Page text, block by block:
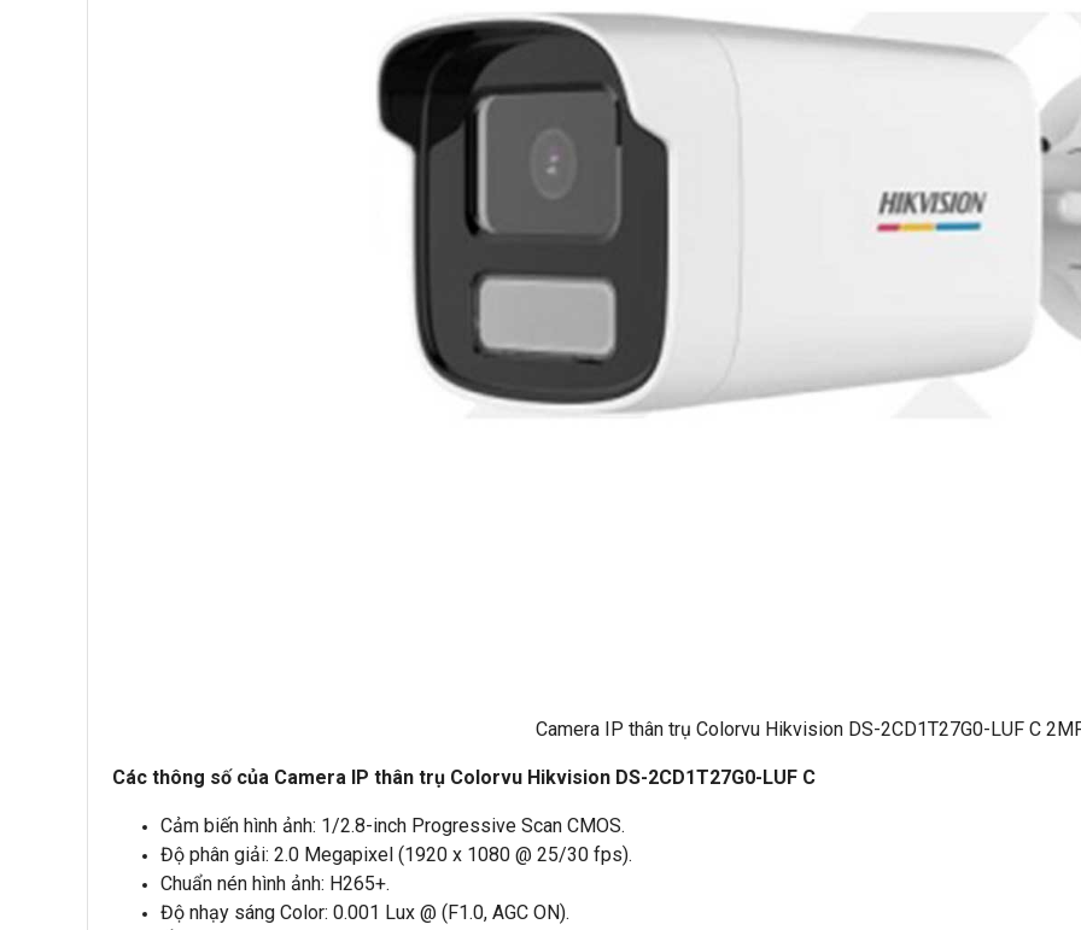
Camera IP thân trụ Colorvu Hikvision DS-2CD1T27G0-LUF C
Các thông số của Camera IP thân trụ Colorvu Hikvision DS-2CD1T27G0-LUF C
Cảm biến hình ảnh: 1/2.8-inch Progressive Scan CMOS.
Độ phân giải: 2.0 Megapixel (1920 x 1080 @ 25/30 fps).
Chuẩn nén hình ảnh: H265+.
Độ nhạy sáng Color: 0.001 Lux @ (F1.0, AGC ON).